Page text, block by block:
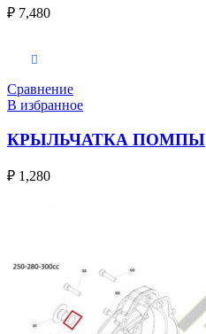
₽ 7,480
Сравнение
В избранное
КРЫЛЬЧАТКА ПОМПЫ
₽ 1,280